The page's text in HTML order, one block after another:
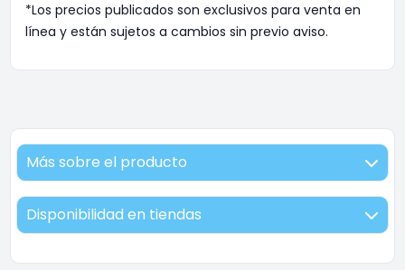
*Los precios publicados son exclusivos para venta en
línea y están sujetos a cambios sin previo aviso.
Más sobre el producto
Disponibilidad en tiendas